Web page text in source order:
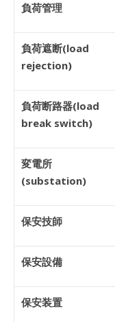
負荷管理
負荷遮断(load
rejection)
負荷断路器(load
break switch)
変電所
(substation)
保安技師
保安設備
保安装置